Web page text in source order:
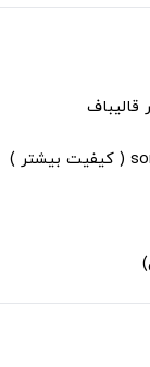
قالیباف